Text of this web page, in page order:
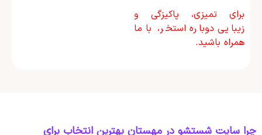
برای تمیزی، پاکیزگی و
زیبایی دوباره استخر، با ما
همراه باشید.
چرا سایت شستشو در مهستان بهترین انتخاب برای